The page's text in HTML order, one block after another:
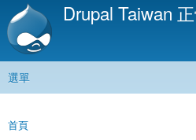
移
內
Drupal Taiwan
主選單
選單
您在這裡
首頁